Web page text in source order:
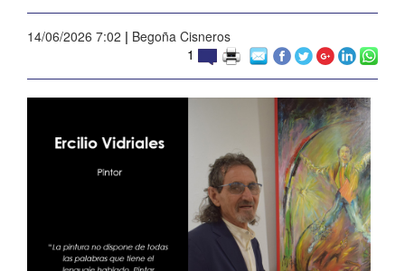
14/06/2026 7:02 | Begoña Cisneros
1